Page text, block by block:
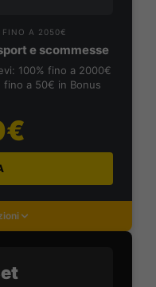
FINO A 2050€
e scommesse
100% fino a 2000€
fino a 50€ in Bonus